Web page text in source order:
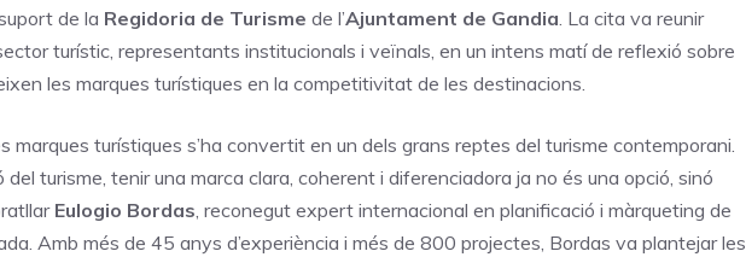
de la Regidoria de Turisme de l’Ajuntament de Gandia. La cita va reunir
turístic, representants institucionals i veïnals, en un intens matí de reflexió sobre
les marques turístiques en la competitivitat de les destinacions.
marques turístiques s’ha convertit en un dels grans reptes del turisme contemporani.
turisme, tenir una marca clara, coherent i diferenciadora ja no és una opció, sinó
Eulogio Bordas, reconegut expert internacional en planificació i màrqueting de
Amb més de 45 anys d’experiència i més de 800 projectes, Bordas va plantejar les